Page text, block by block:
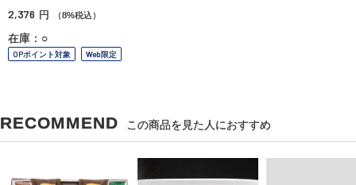
2,376 円 （8%税込）
在庫：○
OPポイント対象 Web限定
RECOMMEND この商品を見た人におすすめ